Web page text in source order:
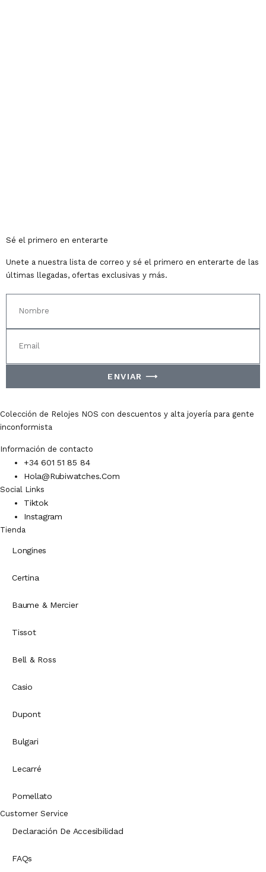
Sé el primero en enterarte
Unete a nuestra lista de correo y sé el primero en enterarte de las
últimas llegadas, ofertas exclusivas y más.
ENVIAR ⟶
Colección de Relojes NOS con descuentos y alta joyería para gente
inconformista
Información de contacto
+34 601 51 85 84
Hola@rubiwatches.com
Social Links
Tiktok
Instagram
Tienda
Longines
Certina
Baume & Mercier
Tissot
Bell & Ross
Casio
Dupont
Bulgari
Lecarré
Pomellato
Customer Service
Declaración De Accesibilidad
FAQs